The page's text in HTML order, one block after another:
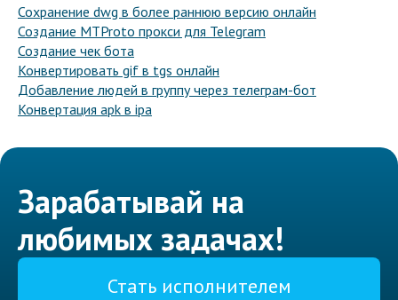
Сохранение dwg в более раннюю версию онлайн
Создание MTProto прокси для Telegram
Создание чек бота
Конвертировать gif в tgs онлайн
Добавление людей в группу через телеграм-бот
Конвертация apk в ipa
Зарабатывай на
любимых задачах!
Стать исполнителем